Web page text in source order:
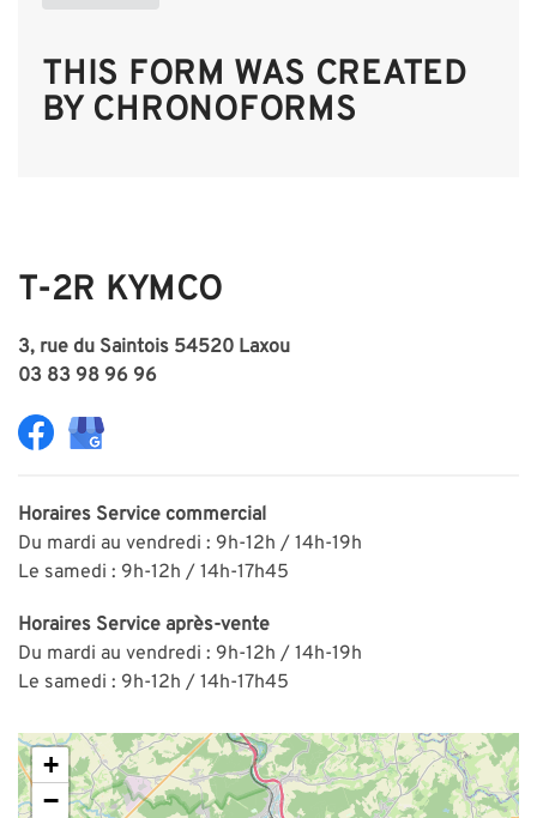
THIS FORM WAS CREATED
BY CHRONOFORMS
T-2R KYMCO
3, rue du Saintois 54520 Laxou
03 83 98 96 96
Horaires Service commercial
Du mardi au vendredi : 9h-12h / 14h-19h
Le samedi : 9h-12h / 14h-17h45
Horaires Service après-vente
Du mardi au vendredi : 9h-12h / 14h-19h
Le samedi : 9h-12h / 14h-17h45
+
−